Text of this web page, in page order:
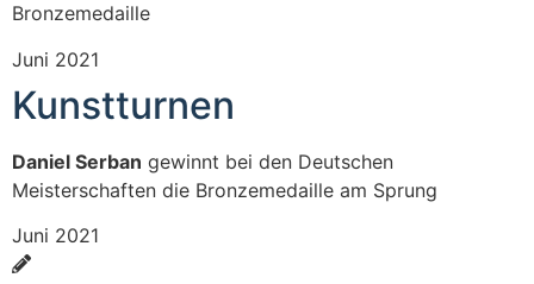
Bronzemedaille
Juni 2021
Kunstturnen
Daniel Serban gewinnt bei den Deutschen
Meisterschaften die Bronzemedaille am Sprung
Juni 2021